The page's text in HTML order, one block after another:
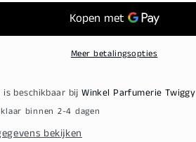
Meer betalingsopties
is beschikbaar bijWinkel Parfumerie Twiggy
binnen 2-4 dagen
bekijken